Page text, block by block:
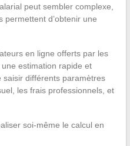
peut sembler complexe,
permettent d’obtenir une
en ligne offerts par les
estimation rapide et
saisir différents paramètres
les frais professionnels, et
soi-même le calcul en